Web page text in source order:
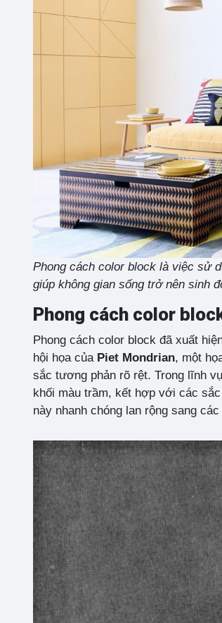
Phong cách color block là việc sử
giúp không gian sống trở nên sinh
Phong cách color
Phong cách color block đã xuất
hội họa của Piet Mondrian, một
sắc tương phản rõ rệt. Trong lĩnh
khối màu trầm, kết hợp với các
này nhanh chóng lan rộng sang